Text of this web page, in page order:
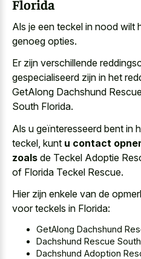
Florida
Als je een teckel in nood wilt
genoeg opties.
Er zijn verschillende
gespecialiseerd zijn in het
GetAlong Dachshund
South Florida.
Als u geïnteresseerd bent in
teckel, kunt u contact
zoals de Teckel Adoptie
of Florida Teckel Rescue.
Hier zijn enkele van de
voor teckels in Florida:
GetAlong Dachshund
Dachshund Rescue
Dachshund Adoption